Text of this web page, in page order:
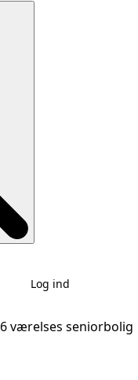
Log ind
6 værelses seniorbolig